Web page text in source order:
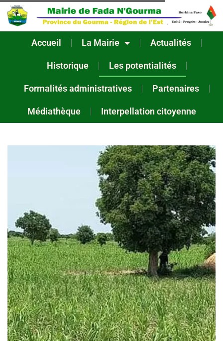
Accueil La Mairie Actualités
Historique Les potentialités
Formalités administratives Partenaires
Médiathèque Interpellation citoyenne